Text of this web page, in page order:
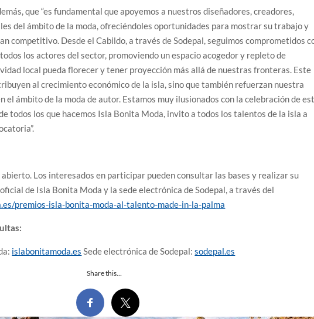
que “es fundamental que apoyemos a nuestros diseñadores, creadores,
del ámbito de la moda, ofreciéndoles oportunidades para mostrar su trabajo y
competitivo. Desde el Cabildo, a través de Sodepal, seguimos comprometidos
los actores del sector, promoviendo un espacio acogedor y repleto de
local pueda florecer y tener proyección más allá de nuestras fronteras. Este
al crecimiento económico de la isla, sino que también refuerzan nuestra
el ámbito de la moda de autor. Estamos muy ilusionados con la celebración de
todos los que hacemos Isla Bonita Moda, invito a todos los talentos de la isla a
Los interesados en participar pueden consultar las bases y realizar su
de Isla Bonita Moda y la sede electrónica de Sodepal, a través del
premios-isla-bonita-moda-al-talento-made-in-la-palma
islabonitamoda.es Sede electrónica de Sodepal:sodepal.es
Share this…